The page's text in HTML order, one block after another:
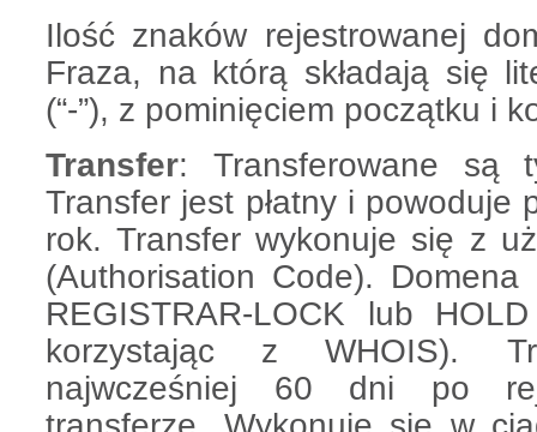
Ilość znaków rejestrowanej
Fraza, na którą składają się
(“-”), z pominięciem początku i
Transfer: Transferowane są
Transfer jest płatny i powoduje
rok. Transfer wykonuje się z
(Authorisation Code).
REGISTRAR-LOCK lub
korzystając z WHOIS).
najwcześniej 60 dni po